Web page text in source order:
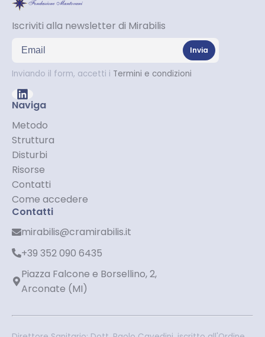
Iscriviti alla newsletter di Mirabilis
Indirizzo email
Invia
Inviando il form, accetti i Termini e condizioni
Naviga
Metodo
Struttura
Disturbi
Risorse
Contatti
Come accedere
Contatti
mirabilis@cramirabilis.it
+39 352 090 6435
Piazza Falcone e Borsellino, 2,
Arconate (MI)